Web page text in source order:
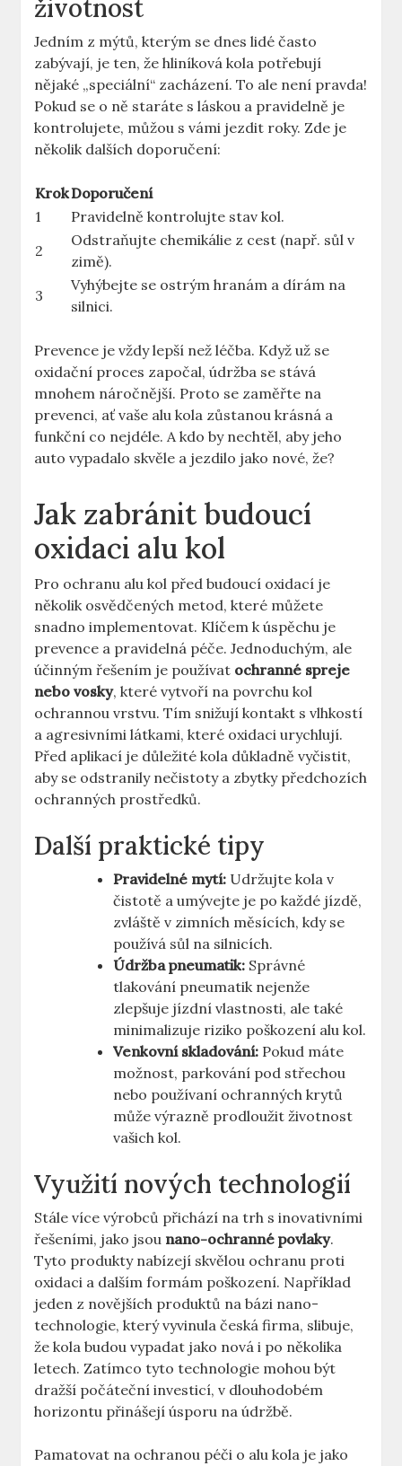
životnost
Jedním z mýtů, kterým se dnes lidé často
zabývají, je ten, že hliníková kola potřebují
nějaké „speciální“ zacházení. To ale není pravda!
Pokud se o ně staráte s láskou a pravidelně je
kontrolujete, můžou s vámi jezdit roky. Zde je
několik dalších doporučení:
KrokDoporučení
1
Pravidelně kontrolujte stav kol.
2
Odstraňujte chemikálie z cest (např. sůl v
zimě).
3
Vyhýbejte se ostrým hranám a dírám na
silnici.
Prevence je vždy lepší než léčba. Když už se
oxidační proces započal, údržba se stává
mnohem náročnější. Proto se zaměřte na
prevenci, ať vaše alu kola zůstanou krásná a
funkční co nejdéle. A kdo by nechtěl, aby jeho
auto vypadalo skvěle a jezdilo jako nové, že?
Jak zabránit budoucí
oxidaci alu kol
Pro ochranu alu kol před budoucí oxidací je
několik osvědčených metod, které můžete
snadno implementovat. Klíčem k úspěchu je
prevence a pravidelná péče. Jednoduchým, ale
účinným řešením je používat ochranné spreje
nebo vosky, které vytvoří na povrchu kol
ochrannou vrstvu. Tím snižují kontakt s vlhkostí
a agresivními látkami, které oxidaci urychlují.
Před aplikací je důležité kola důkladně vyčistit,
aby se odstranily nečistoty a zbytky předchozích
ochranných prostředků.
Další praktické tipy
Pravidelné mytí: Udržujte kola v
čistotě a umývejte je po každé jízdě,
zvláště v zimních měsících, kdy se
používá sůl na silnicích.
Údržba pneumatik: Správné
tlakování pneumatik nejenže
zlepšuje jízdní vlastnosti, ale také
minimalizuje riziko poškození alu kol.
Venkovní skladování: Pokud máte
možnost, parkování pod střechou
nebo používaní ochranných krytů
může výrazně prodloužit životnost
vašich kol.
Využití nových technologií
Stále více výrobců přichází na trh s inovativními
řešeními, jako jsou nano-ochranné povlaky.
Tyto produkty nabízejí skvělou ochranu proti
oxidaci a dalším formám poškození. Například
jeden z novějších produktů na bázi nano-
technologie, který vyvinula česká firma, slibuje,
že kola budou vypadat jako nová i po několika
letech. Zatímco tyto technologie mohou být
dražší počáteční investicí, v dlouhodobém
horizontu přinášejí úsporu na údržbě.
Pamatovat na ochranou péči o alu kola je jako